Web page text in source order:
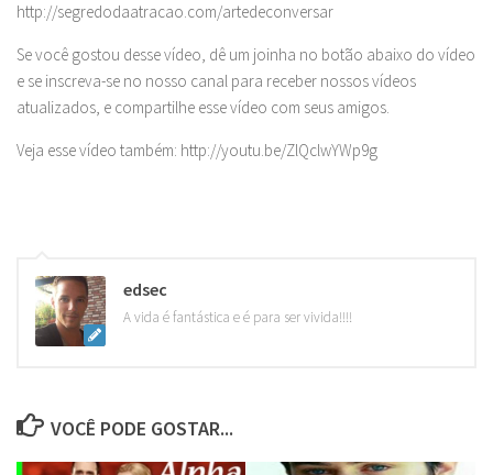
http://segredodaatracao.com/artedeconversar
Se você gostou desse vídeo, dê um joinha no botão abaixo do vídeo
e se inscreva-se no nosso canal para receber nossos vídeos
atualizados, e compartilhe esse vídeo com seus amigos.
Veja esse vídeo também: http://youtu.be/ZlQclwYWp9g
edsec
A vida é fantástica e é para ser vivida!!!!
VOCÊ PODE GOSTAR...